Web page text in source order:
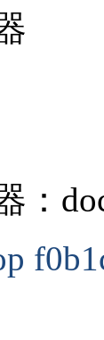
：